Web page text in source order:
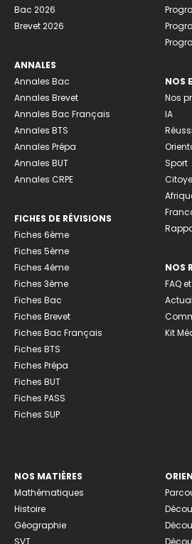
Bac 2026
Brevet 2026
ANNALES
Annales Bac
Annales Brevet
Annales Bac Français
Annales BTS
Annales Prépa
Annales BUT
Annales CRPE
FICHES DE RÉVISIONS
Fiches 6ème
Fiches 5ème
Fiches 4ème
Fiches 3ème
Fiches Bac
Fiches Brevet
Fiches Bac Français
Fiches BTS
Fiches Prépa
Fiches BUT
Fiches PASS
Fiches SUP
NOS
Nos
IA
Sport
NOS
FAQ
Kit
NOS MATIÈRES
Mathématiques
Histoire
Géographie
SVT